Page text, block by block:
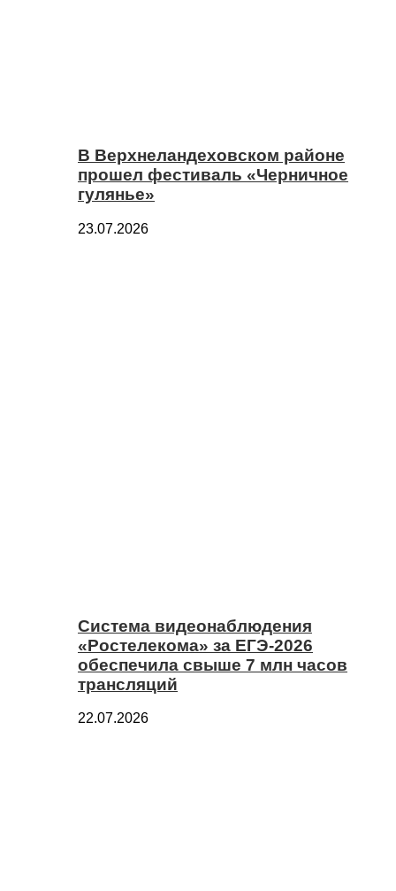
В Верхнеландеховском районе
прошел фестиваль «Черничное
гулянье»
23.07.2026
Система видеонаблюдения
«Ростелекома» за ЕГЭ-2026
обеспечила свыше 7 млн часов
трансляций
22.07.2026